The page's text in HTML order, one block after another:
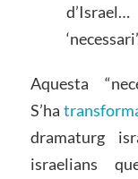
Aquesta
S’ha
dramaturg
israelians